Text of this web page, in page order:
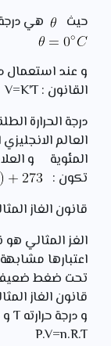
حيث
هي درجة
القانون : V=K'T أين K' يمثل ثابت التناسب .
درجة الحرارة
العالم
المئوية و
تكون :
قانون الغاز
الغز المثالي
اعتبارها
تحت ضغط ضعيف
P.V=n.R.T